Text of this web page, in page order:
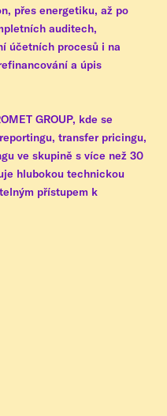
přes energetiku, až po
auditech,
účetních procesů i na
a úpis
GROUP, kde se
transfer pricingu,
ve skupině s více než 30
hlubokou technickou
přístupem k